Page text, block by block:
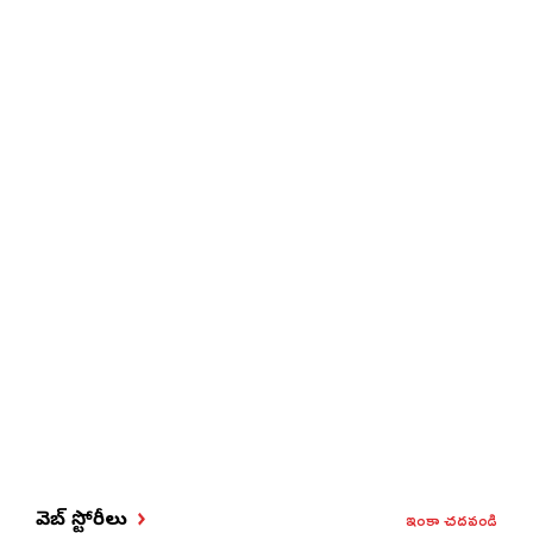
వెబ్ స్టోరీలు ఇంకా చదవండి